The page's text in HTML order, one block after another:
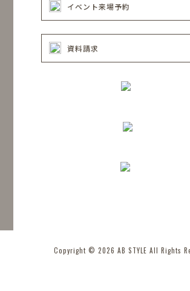
イベント来場予約
資料請求
Copyright © 2026 AB STYLE All Rights